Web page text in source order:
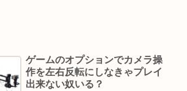
買ったんだけど、これって普通にス
らない理由
日ってあるけどみんなは「山」と
ゲームのオプションでカメラ操
作を左右反転にしなきゃプレイ
出来ない奴いる？